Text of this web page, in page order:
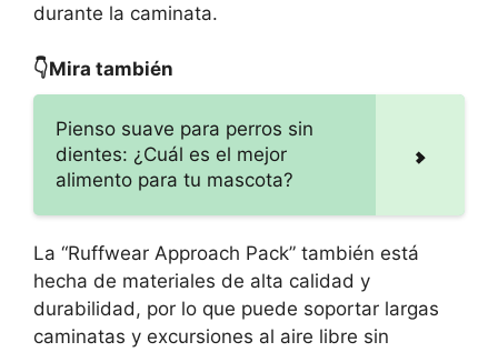
durante la caminata.
👇Mira también
Pienso suave para perros sin
dientes: ¿Cuál es el mejor
alimento para tu mascota?
La “Ruffwear Approach Pack” también está
hecha de materiales de alta calidad y
durabilidad, por lo que puede soportar largas
caminatas y excursiones al aire libre sin